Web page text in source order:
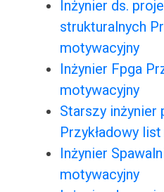
Inżynier ds.
strukturalnych
motywacyjny
Inżynier Fpga
motywacyjny
Starszy inżynier
Przykładowy
Inżynier
motywacyjny